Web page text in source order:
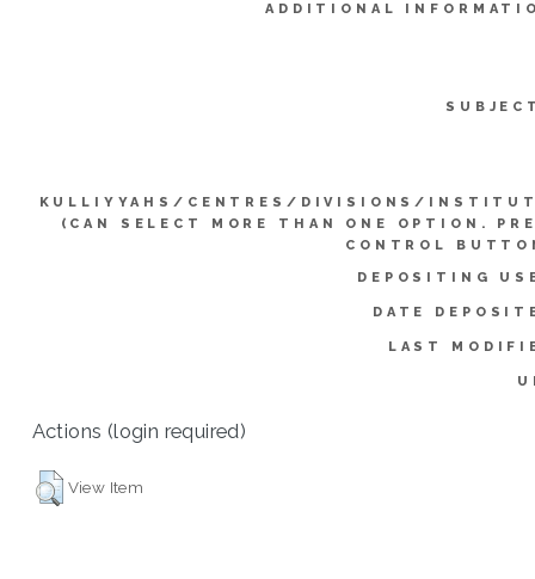
ADDITIONAL
KULLIYYAHS/CENTRES/DIVISIONS/
(CAN SELECT MORE THAN ONE OPTION.
CONTROL
DEPOSITING
DATE
LAST
Actions (login required)
View Item